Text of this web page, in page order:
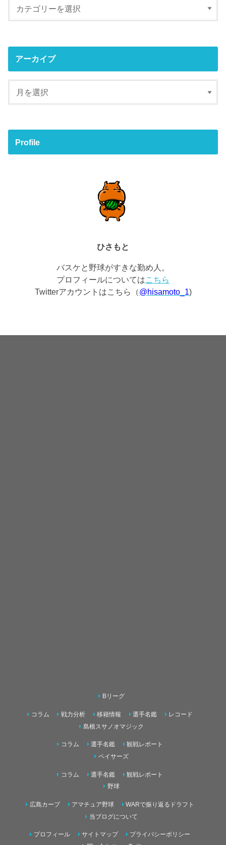
アーカイブ
Profile
ひさもと
バスケと野球がすきな勤め人。
プロフィールについてはこちら
Twitterアカウントはこちら（@hisamoto_1)
Bリーグ
コラム 戦力分析 移籍情報 選手名鑑
レコード
島根スサノオマジック
コラム 選手名鑑
観戦レポート
ペイサーズ
コラム 選手名鑑
観戦レポート
野球
広島カープ アマチュア野球
WARで振り返るドラフト
当ブログについて
プロフィール サイトマップ
プライバシーポリシー